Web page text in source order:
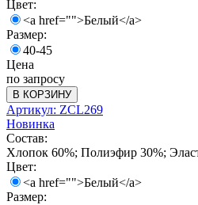
Цвет:
<a href="">Белый</a>
Размер:
40-45
Цена
по запросу
В КОРЗИНУ
Артикул: ZCL269
Новинка
Состав:
Хлопок 60%; Полиэфир 30%;
Цвет:
<a href="">Белый</a>
Размер: